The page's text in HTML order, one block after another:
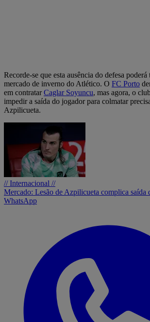
Recorde-se que esta ausência do defesa
mercado de inverno do Atlético. O FC Porto
em contratarCaglar Soyuncu, mas agora, o
impedir a saída do jogador para colmatar
Azpilicueta.
// Internacional //
Mercado: Lesão de Azpilicueta complica saída
WhatsApp